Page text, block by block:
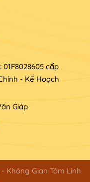
cấp
- Kế Hoạch
Giáp
Không Gian Tâm Linh